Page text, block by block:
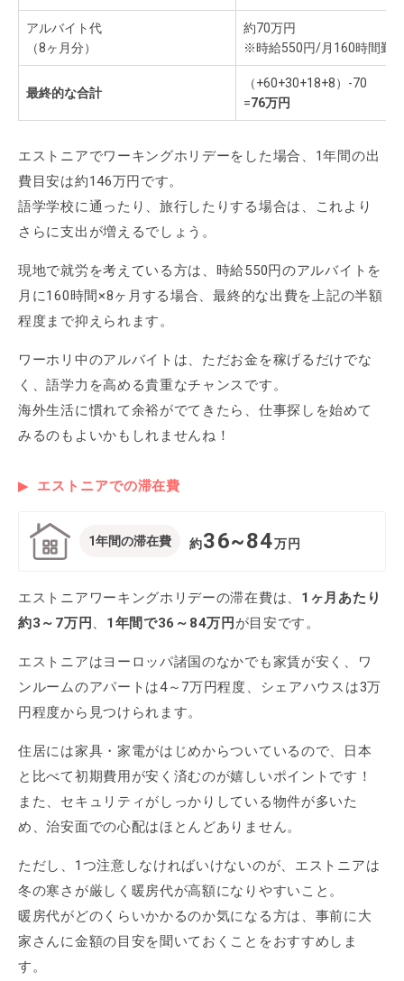
アルバイト代
（8ヶ月分）
約70万円
※時給550円/月160時間勤
最終的な合計
（+60+30+18+8）-70
=76万円
エストニアでワーキングホリデーをした場合、1年間の出
費目安は約146万円です。
語学学校に通ったり、旅行したりする場合は、これより
さらに支出が増えるでしょう。
現地で就労を考えている方は、時給550円のアルバイトを
月に160時間×8ヶ月する場合、最終的な出費を上記の半額
程度まで抑えられます。
ワーホリ中のアルバイトは、ただお金を稼げるだけでな
く、語学力を高める貴重なチャンスです。
海外生活に慣れて余裕がでてきたら、仕事探しを始めて
みるのもよいかもしれませんね！
エストニアでの滞在費
1年間の滞在費 約36~84万円
エストニアワーキングホリデーの滞在費は、 1ヶ月あたり
約3～7万円 、 1年間で36～84万円 が目安です。
エストニアはヨーロッパ諸国のなかでも家賃が安く、ワ
ンルームのアパートは4～7万円程度、シェアハウスは3万
円程度から見つけられます。
住居には家具・家電がはじめからついているので、日本
と比べて初期費用が安く済むのが嬉しいポイントです！
また、セキュリティがしっかりしている物件が多いた
め、治安面での心配はほとんどありません。
ただし、1つ注意しなければいけないのが、エストニアは
冬の寒さが厳しく暖房代が高額になりやすいこと。
暖房代がどのくらいかかるのか気になる方は、事前に大
家さんに金額の目安を聞いておくことをおすすめしま
す。